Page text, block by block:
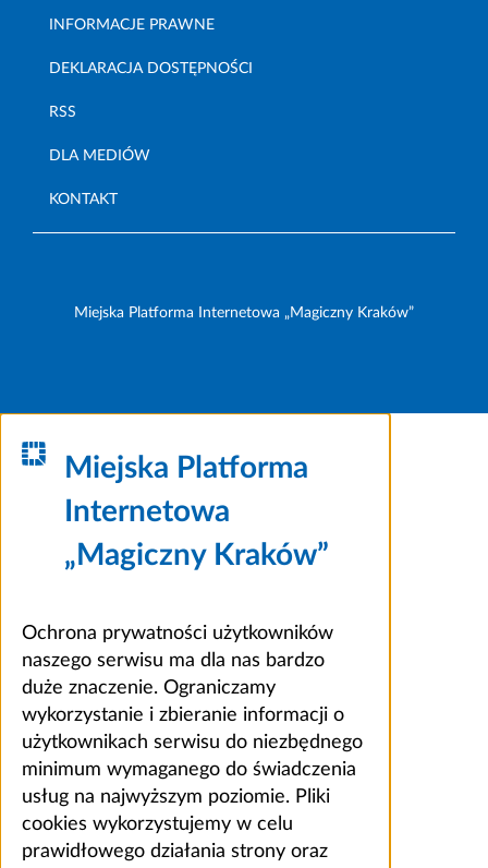
INFORMACJE PRAWNE
DEKLARACJA DOSTĘPNOŚCI
RSS
DLA MEDIÓW
KONTAKT
Miejska Platforma Internetowa „Magiczny Kraków”
Miejska Platforma
Internetowa
„Magiczny Kraków”
Ochrona prywatności użytkowników
naszego serwisu ma dla nas bardzo
duże znaczenie. Ograniczamy
wykorzystanie i zbieranie informacji o
użytkownikach serwisu do niezbędnego
minimum wymaganego do świadczenia
usług na najwyższym poziomie. Pliki
cookies wykorzystujemy w celu
prawidłowego działania strony oraz